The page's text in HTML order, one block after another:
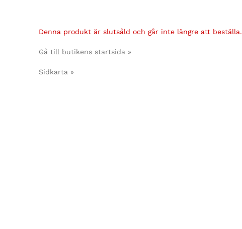
Denna produkt är slutsåld och går inte längre att beställa.
Gå till butikens startsida »
Sidkarta »